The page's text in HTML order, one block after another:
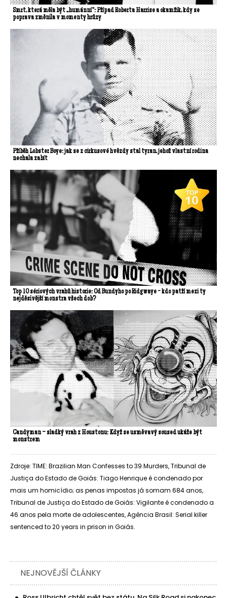
Smrt, která měla být „humánní“: Případ Roberta Harrise a okamžik, kdy se
poprava změnila v momenty hrůzy
Příběh Lobster Boye: jak se z cirkusové hvězdy stal tyran, jehož vlastní rodina
nechala zabít
Top 10 sériových vrahů historie: Od Bundyho po Ridgwaye - kdo patří mezi ty
nejděsivější monstra všech dob?
Candyman – sladký vrah z Houstonu: Když se usměvavý soused ukáže být
monstrem
Zdroje: TIME: Brazilian Man Confesses to 39 Murders, Tribunal de
Justiça do Estado de Goiás: Tiago Henrique é condenado por
mais um homicídio; as penas impostas já somam 684 anos,
Tribunal de Justiça do Estado de Goiás: Vigilante é condenado a
46 anos pela morte de adolescentes, Agência Brasil: Serial killer
sentenced to 20 years in prison in Goiás.
NEJNOVĚJŠÍ ČLÁNKY